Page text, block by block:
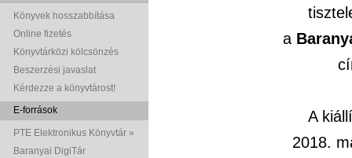
Könyvek hosszabbítása
Online fizetés
Könyvtárközi kölcsönzés
Beszerzési javaslat
Kérdezze a könyvtárost!
E-források
PTE Elektronikus Könyvtár »
Baranyai DigiTár
a
A
2018.